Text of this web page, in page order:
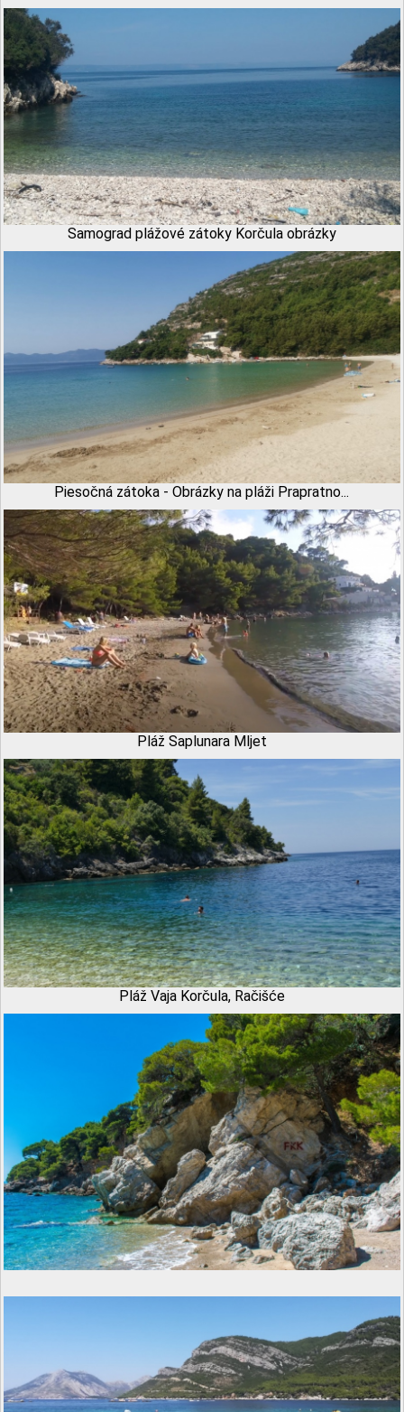
Samograd plážové zátoky Korčula obrázky
Piesočná zátoka - Obrázky na pláži Prapratno...
Pláž Saplunara Mljet
Pláž Vaja Korčula, Račišće